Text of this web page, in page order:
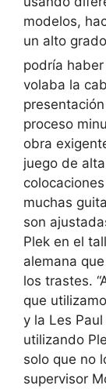
modelos,
un alto
podría
volaba la
proceso
obra
juego de
muchas
son
Plek en el
alemana
los trastes.
que
y la Les
utilizando
solo que no
supervisor